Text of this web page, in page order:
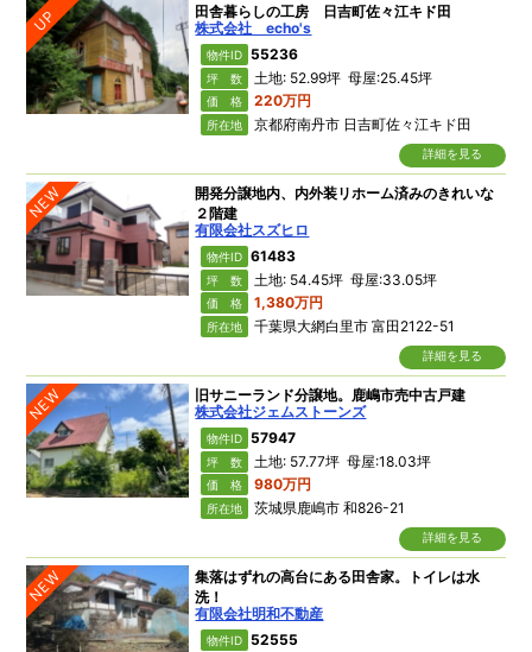
UP
田舎暮らしの工房 日吉町佐々江キド田
株式会社 echo's
物件ID 55236
坪 数 土地: 52.99坪 母屋:25.45坪
価 格 220万円
所在地 京都府南丹市 日吉町佐々江キド田
詳細を見る
NEW
開発分譲地内、内外装リホーム済みのきれいな
２階建
有限会社スズヒロ
物件ID 61483
坪 数 土地: 54.45坪 母屋:33.05坪
価 格 1,380万円
所在地 千葉県大網白里市 富田2122-51
詳細を見る
NEW
旧サニーランド分譲地。鹿嶋市売中古戸建
株式会社ジェムストーンズ
物件ID 57947
坪 数 土地: 57.77坪 母屋:18.03坪
価 格 980万円
所在地 茨城県鹿嶋市 和826-21
詳細を見る
NEW
集落はずれの高台にある田舎家。トイレは水
洗！
有限会社明和不動産
物件ID 52555